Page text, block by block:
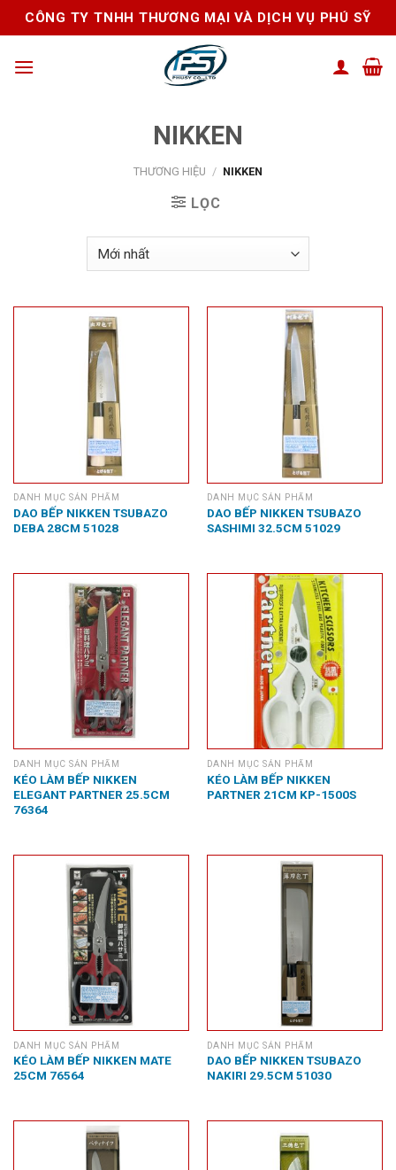
Skip
to
CÔNG TY TNHH THƯƠNG MẠI VÀ DỊCH VỤ PHÚ SỸ
NIKKEN
THƯƠNG HIỆU / NIKKEN
LỌC
DANH MỤC SẢN PHẨM
DAO BẾP NIKKEN TSUBAZO
DEBA 28CM 51028
DANH MỤC SẢN PHẨM
DAO BẾP NIKKEN TSUBAZO
SASHIMI 32.5CM 51029
DANH MỤC SẢN PHẨM
KÉO LÀM BẾP NIKKEN
ELEGANT PARTNER 25.5CM
76364
DANH MỤC SẢN PHẨM
KÉO LÀM BẾP NIKKEN
PARTNER 21CM KP-1500S
DANH MỤC SẢN PHẨM
KÉO LÀM BẾP NIKKEN MATE
25CM 76564
DANH MỤC SẢN PHẨM
DAO BẾP NIKKEN TSUBAZO
NAKIRI 29.5CM 51030